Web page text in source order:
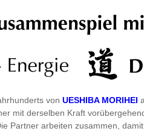
von UESHIBA MORIHEI
mit derselben Kraft
Partner arbeiten zusammen,